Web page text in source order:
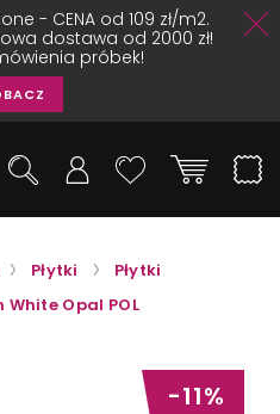
- CENA od 109 zł/m2.
dostawa od 2000 zł!
próbek!
Płytki
Płytki
White Opal POL
-11%